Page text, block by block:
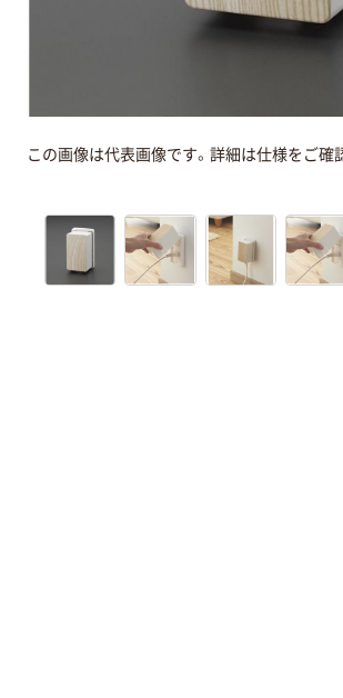
この画像は代表画像です。詳細は仕様をご確